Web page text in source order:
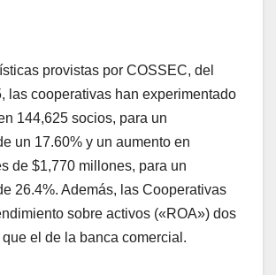
provistas por COSSEC, del
las cooperativas han experimentado
144,625 socios, para un
un 17.60% y un aumento en
de $1,770 millones, para un
26.4%. Además, las Cooperativas
sobre activos («ROA») dos
el de la banca comercial.